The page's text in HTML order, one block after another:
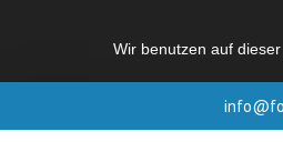
Wir benutzen auf